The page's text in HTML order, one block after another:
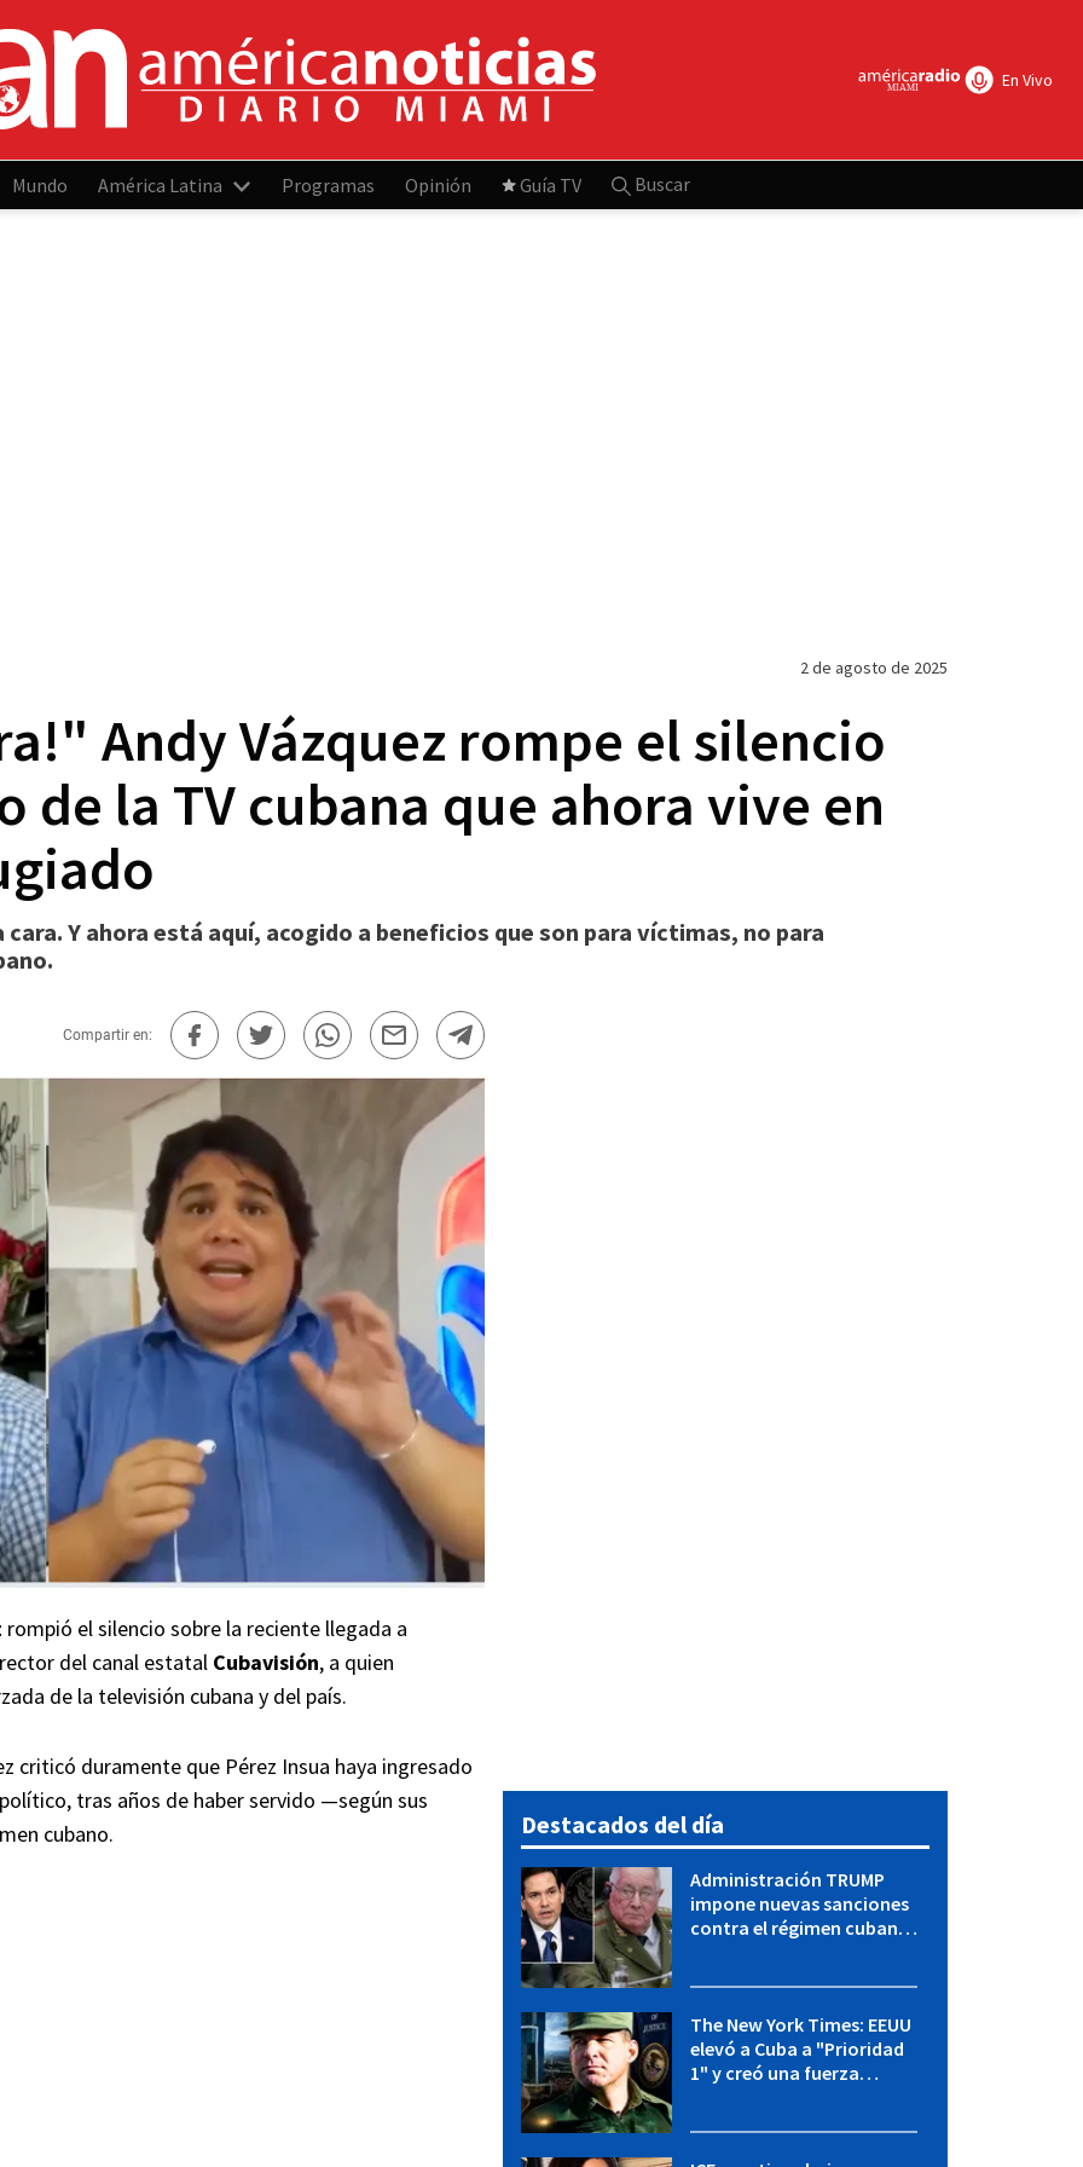
En Vivo
Mundo América Latina Programas Opinión Guía TV Buscar
2 de agosto de 2025
Andy Vázquez rompe el silencio
de la TV cubana que ahora vive en
Y ahora está aquí, acogido a beneficios que son para víctimas, no para
Compartir en:
rompió el silencio sobre la reciente llegada a
del canal estatal Cubavisión, a quien
de la televisión cubana y del país.
criticó duramente que Pérez Insua haya ingresado
tras años de haber servido —según sus
cubano.
Destacados del día
Administración TRUMP
impone nuevas sanciones
contra el régimen cubano:
The New York Times: EEUU
elevó a Cuba a "Prioridad
1" y creó una fuerza